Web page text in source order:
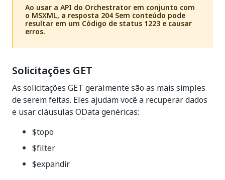
Ao usar a API do Orchestrator em conjunto com
o MSXML, a resposta 204 Sem conteúdo pode
resultar em um Código de status 1223 e causar
erros.
Solicitações GET
As solicitações GET geralmente são as mais simples
de serem feitas. Eles ajudam você a recuperar dados
e usar cláusulas OData genéricas:
$topo
$filter
$expandir